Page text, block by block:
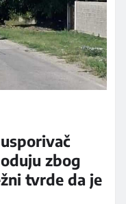
zbog
tvrde da je